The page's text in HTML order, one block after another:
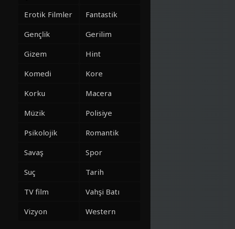
Erotik Filmler
Fantastik
Gençlik
Gerilim
Gizem
Hint
Komedi
Kore
Korku
Macera
Müzik
Polisiye
Psikolojik
Romantik
Savaş
Spor
Suç
Tarih
TV film
Vahşi Batı
Vizyon
Western